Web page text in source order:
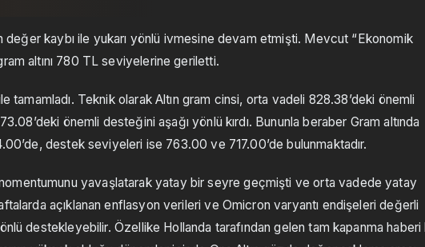
değer kaybı ile yukarı yönlü ivmesine devam etmişti. Mevcut “Ekonomik
altını 780 TL seviyelerine geriletti.
tamamladı. Teknik olarak Altın gram cinsi, orta vadeli 828.38’deki önemli
önemli desteğini aşağı yönlü kırdı. Bununla beraber Gram altında
destek seviyeleri ise 763.00 ve 717.00’de bulunmaktadır.
yavaşlatarak yatay bir seyre geçmişti ve orta vadede yatay
açıklanan enflasyon verileri ve Omicron varyantı endişeleri değerli
destekleyebilir. Özellike Hollanda tarafından gelen tam kapanma haberi